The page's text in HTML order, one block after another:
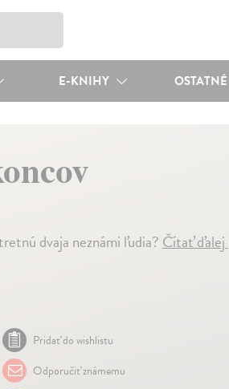
E-KNIHY OSTATNÉ
dvaja neznámi ľudia?Čítať ďalej
Pridať do wishlistu
Odporučiť známemu